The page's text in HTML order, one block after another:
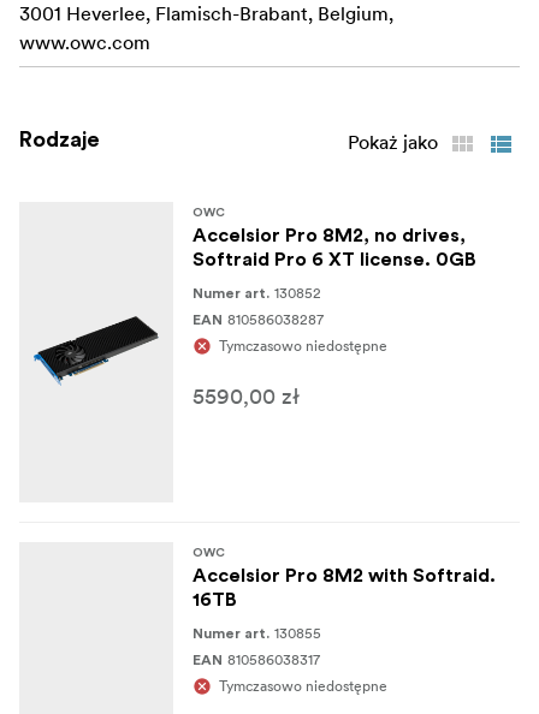
3001 Heverlee, Flamisch-Brabant, Belgium,
www.owc.com
Rodzaje Pokaż jako
OWC
Accelsior Pro 8M2, no drives,
Softraid Pro 6 XT license. 0GB
Numer art. 130852
EAN 810586038287
Tymczasowo niedostępne
5590,00 zł
OWC
Accelsior Pro 8M2 with Softraid.
16TB
Numer art. 130855
EAN 810586038317
Tymczasowo niedostępne